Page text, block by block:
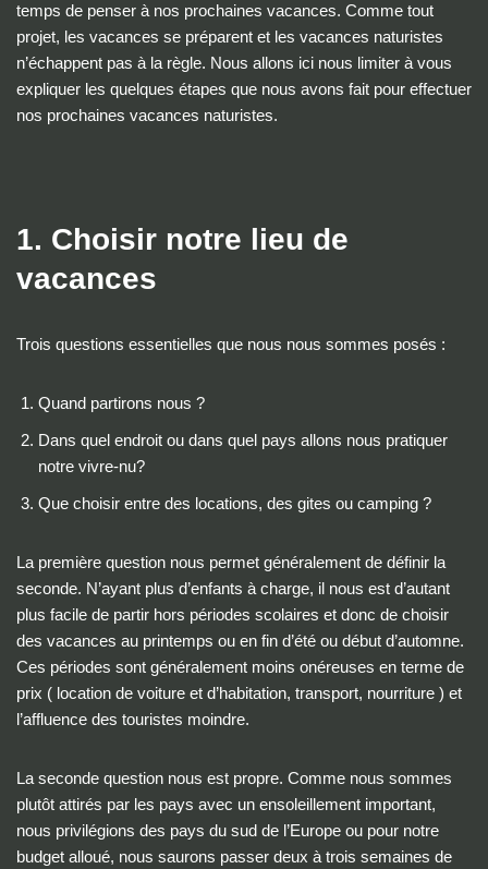
temps de penser à nos prochaines vacances. Comme tout
projet, les vacances se préparent et les vacances naturistes
n’échappent pas à la règle. Nous allons ici nous limiter à vous
expliquer les quelques étapes que nous avons fait pour effectuer
nos prochaines vacances naturistes.
1. Choisir notre lieu de
vacances
Trois questions essentielles que nous nous sommes posés :
Quand partirons nous ?
Dans quel endroit ou dans quel pays allons nous pratiquer
notre vivre-nu?
Que choisir entre des locations, des gites ou camping ?
La première question nous permet généralement de définir la
seconde. N’ayant plus d’enfants à charge, il nous est d’autant
plus facile de partir hors périodes scolaires et donc de choisir
des vacances au printemps ou en fin d’été ou début d’automne.
Ces périodes sont généralement moins onéreuses en terme de
prix ( location de voiture et d’habitation, transport, nourriture ) et
l’affluence des touristes moindre.
La seconde question nous est propre. Comme nous sommes
plutôt attirés par les pays avec un ensoleillement important,
nous privilégions des pays du sud de l’Europe ou pour notre
budget alloué, nous saurons passer deux à trois semaines de